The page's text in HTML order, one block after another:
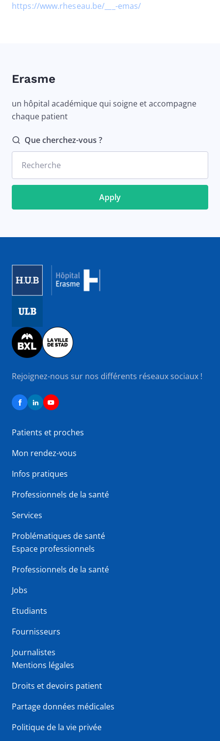
https://www.rheseau.be/___-emas/
Erasme
un hôpital académique qui soigne et accompagne
chaque patient
Que cherchez-vous ?
Recherche
Image
Rejoignez-nous sur nos différents réseaux sociaux !
Patients et proches
Mon rendez-vous
Infos pratiques
Professionnels de la santé
Services
Problématiques de santé
Espace professionnels
Professionnels de la santé
Jobs
Etudiants
Fournisseurs
Journalistes
Mentions légales
Droits et devoirs patient
Partage données médicales
Politique de la vie privée